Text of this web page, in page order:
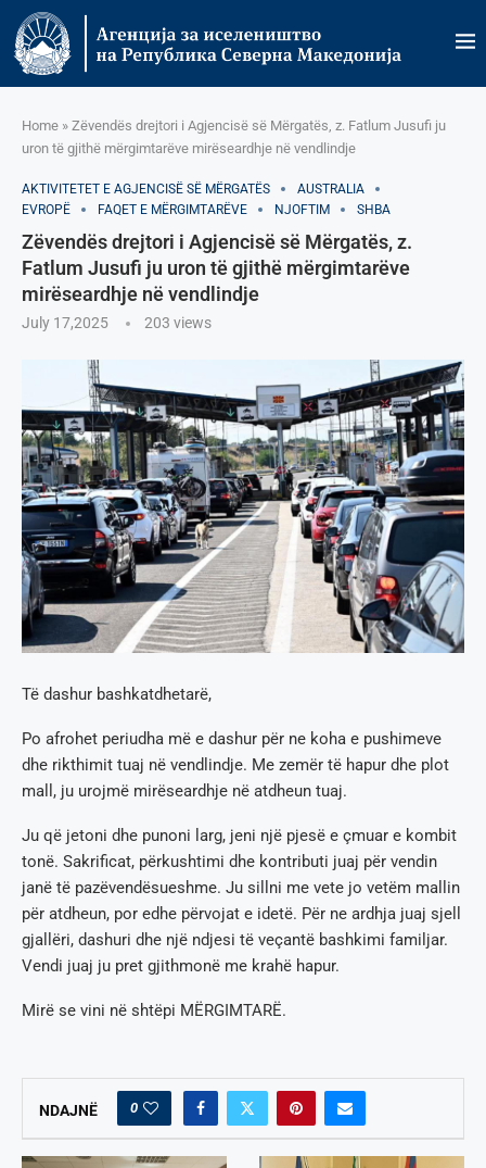
Home » Zëvendës drejtori i Agjencisë së Mërgatës, z. Fatlum Jusufi ju
uron të gjithë mërgimtarëve mirëseardhje në vendlindje
AKTIVITETET E AGJENCISË SË МËRGATËS
AUSTRALIA
EVROPË
FAQET E MËRGIMTARËVE NJOFTIM SHBA
Zëvendës drejtori i Agjencisë së Mërgatës, z.
Fatlum Jusufi ju uron të gjithë mërgimtarëve
mirëseardhje në vendlindje
July 17,2025 203 views
Të dashur bashkatdhetarë,
Po afrohet periudha më e dashur për ne koha e pushimeve
dhe rikthimit tuaj në vendlindje. Me zemër të hapur dhe plot
mall, ju urojmë mirëseardhje në atdheun tuaj.
Ju që jetoni dhe punoni larg, jeni një pjesë e çmuar e kombit
tonë. Sakrificat, përkushtimi dhe kontributi juaj për vendin
janë të pazëvendësueshme. Ju sillni me vete jo vetëm mallin
për atdheun, por edhe përvojat e idetë. Për ne ardhja juaj sjell
gjallëri, dashuri dhe një ndjesi të veçantë bashkimi familjar.
Vendi juaj ju pret gjithmonë me krahë hapur.
Mirë se vini në shtëpi MËRGIMTARË.
NDAJNË 0